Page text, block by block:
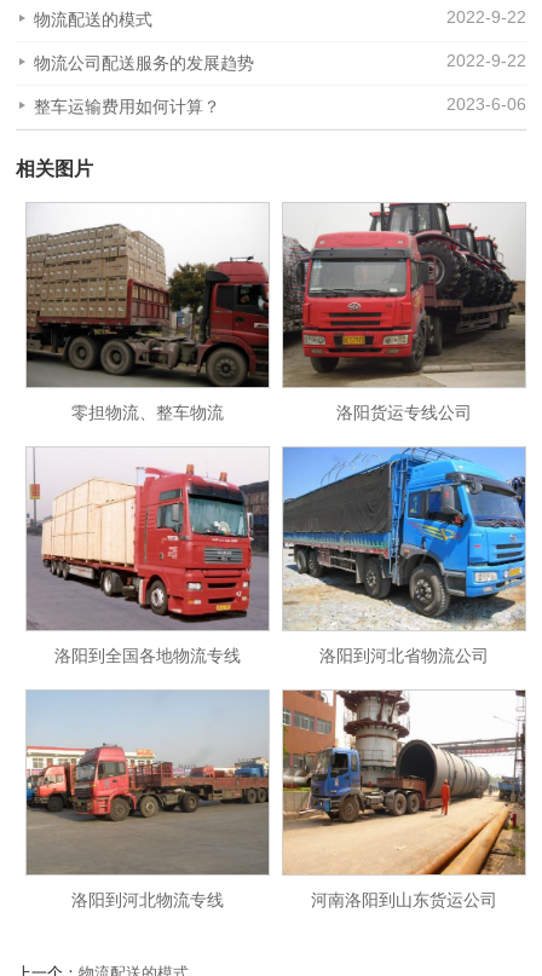
2022-9-22
物流配送的模式
2022-9-22
物流公司配送服务的发展趋势
2023-6-06
整车运输费用如何计算？
相关图片
零担物流、整车物流 洛阳货运专线公司
洛阳到全国各地物流专线 洛阳到河北省物流公司
洛阳到河北物流专线 河南洛阳到山东货运公司